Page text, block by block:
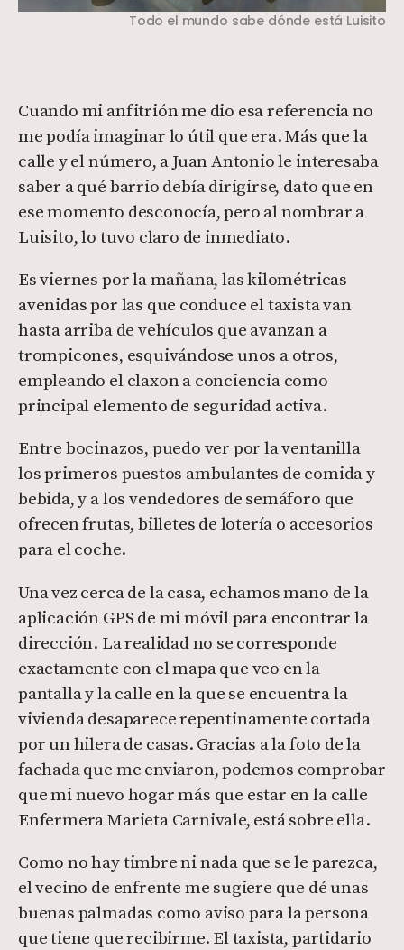
Todo el mundo sabe dónde está Luisito
Cuando mi anfitrión me dio esa referencia no
me podía imaginar lo útil que era. Más que la
calle y el número, a Juan Antonio le interesaba
saber a qué barrio debía dirigirse, dato que en
ese momento desconocía, pero al nombrar a
Luisito, lo tuvo claro de inmediato.
Es viernes por la mañana, las kilométricas
avenidas por las que conduce el taxista van
hasta arriba de vehículos que avanzan a
trompicones, esquivándose unos a otros,
empleando el claxon a conciencia como
principal elemento de seguridad activa.
Entre bocinazos, puedo ver por la ventanilla
los primeros puestos ambulantes de comida y
bebida, y a los vendedores de semáforo que
ofrecen frutas, billetes de lotería o accesorios
para el coche.
Una vez cerca de la casa, echamos mano de la
aplicación GPS de mi móvil para encontrar la
dirección. La realidad no se corresponde
exactamente con el mapa que veo en la
pantalla y la calle en la que se encuentra la
vivienda desaparece repentinamente cortada
por un hilera de casas. Gracias a la foto de la
fachada que me enviaron, podemos comprobar
que mi nuevo hogar más que estar en la calle
Enfermera Marieta Carnivale, está sobre ella.
Como no hay timbre ni nada que se le parezca,
el vecino de enfrente me sugiere que dé unas
buenas palmadas como aviso para la persona
que tiene que recibirme. El taxista, partidario